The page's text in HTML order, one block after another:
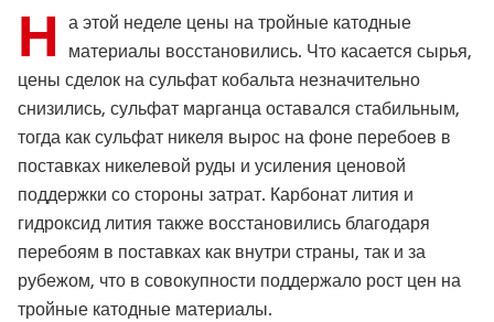
Н а этой неделе цены на тройные катодные
материалы восстановились. Что касается сырья,
цены сделок на сульфат кобальта незначительно
снизились, сульфат марганца оставался стабильным,
тогда как сульфат никеля вырос на фоне перебоев в
поставках никелевой руды и усиления ценовой
поддержки со стороны затрат. Карбонат лития и
гидроксид лития также восстановились благодаря
перебоям в поставках как внутри страны, так и за
рубежом, что в совокупности поддержало рост цен на
тройные катодные материалы.